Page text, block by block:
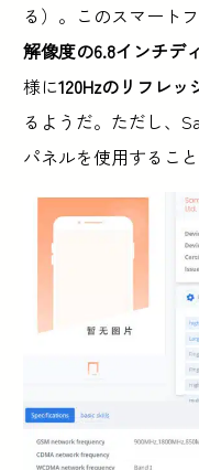
る）。このスマートフ
解像度の6.8インチデ
様に120Hzのリフレ
るようだ。ただし、
パネルを使用するこ